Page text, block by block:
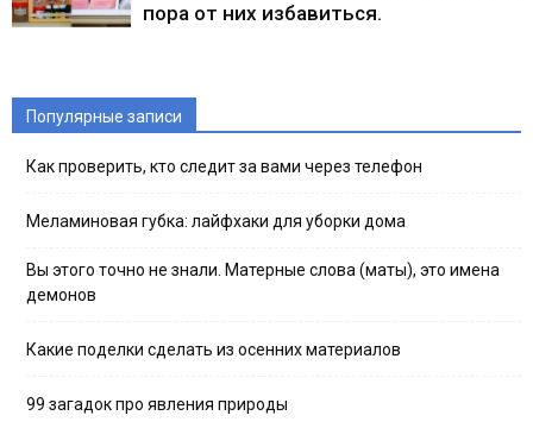
пора от них избавиться.
Популярные записи
Как проверить, кто следит за вами через телефон
Меламиновая губка: лайфхаки для уборки дома
Вы этого точно не знали. Матерные слова (маты), это имена
демонов
Какие поделки сделать из осенних материалов
99 загадок про явления природы